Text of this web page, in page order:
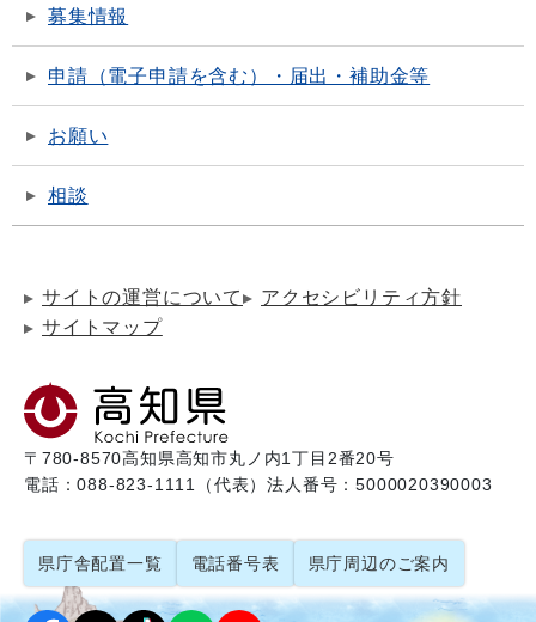
募集情報
申請（電子申請を含む）・届出・補助金等
お願い
相談
サイトの運営について
アクセシビリティ方針
サイトマップ
〒780-8570高知県高知市丸ノ内1丁目2番20号
電話：088-823-1111（代表）法人番号：5000020390003
県庁舎配置一覧 電話番号表 県庁周辺のご案内